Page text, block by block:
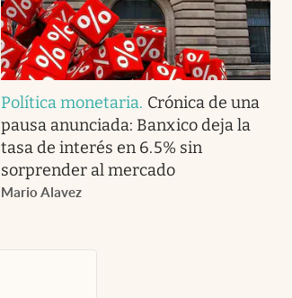
Política monetaria. Crónica de una
pausa anunciada: Banxico deja la
tasa de interés en 6.5% sin
sorprender al mercado
Mario Alavez